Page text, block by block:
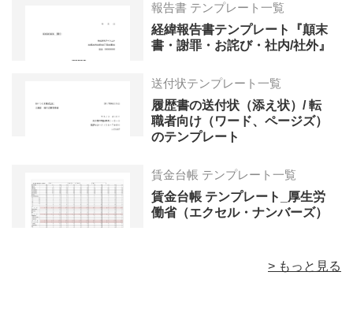
報告書 テンプレート一覧
経緯報告書テンプレート『顛末
書・謝罪・お詫び・社内/社外』
送付状テンプレート一覧
履歴書の送付状（添え状）/ 転
職者向け（ワード、ページズ）
のテンプレート
賃金台帳 テンプレート一覧
賃金台帳 テンプレート_厚生労
働省（エクセル・ナンバーズ）
> もっと見る